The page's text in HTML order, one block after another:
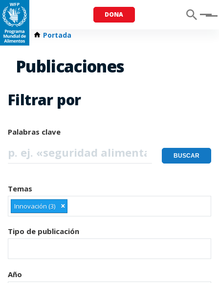
DONA Menu
Portada
Publicaciones
Filtrar por
Palabras clave
Temas
Innovación (3) ×
Tipo de publicación
Año